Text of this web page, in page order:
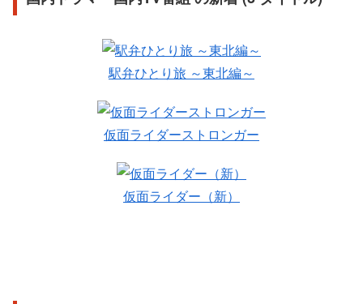
駅弁ひとり旅 ～東北編～
仮面ライダーストロンガー
仮面ライダー（新）